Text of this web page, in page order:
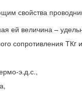
свойства
ей величина –
сопротивления ТКr
э.д.с.,